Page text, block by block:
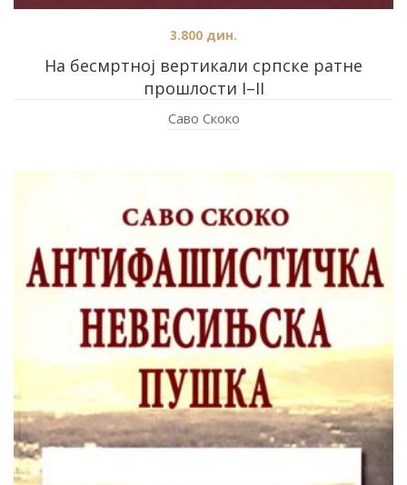
На бесмртној вертикали српске ратне
прошлости I–II
3.800 дин.
Саво Скоко